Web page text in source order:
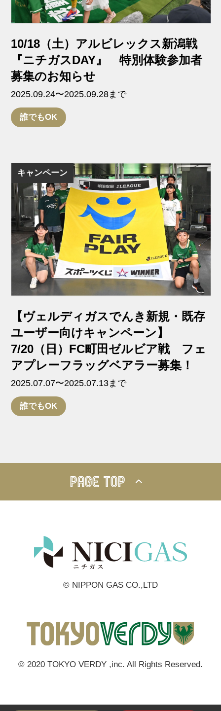
10/18（土）アルビレックス新潟戦
『ニチガスDAY』 特別体験参加者
募集のお知らせ
2025.09.24〜2025.09.28まで
誰でもOK
キャンペーン
【ヴェルディガスでんき新規・既存
ユーザー向けキャンペーン】
7/20（日）FC町田ゼルビア戦 フェ
アプレーフラッグベアラー募集！
2025.07.07〜2025.07.13まで
誰でもOK
PAGE TOP
© NIPPON GAS CO.,LTD
© 2020 TOKYO VERDY ,inc. All Rights Reserved.